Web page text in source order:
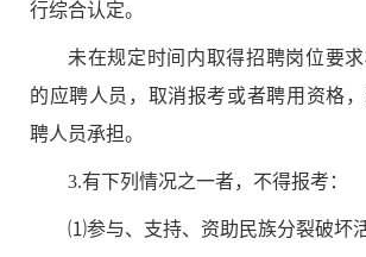
行综合认定。
未在规定时间内取得招聘岗位要
的应聘人员，取消报考或者聘用资格
聘人员承担。
3.有下列情况之一者，不得报考：
⑴参与、支持、资助民族分裂破坏